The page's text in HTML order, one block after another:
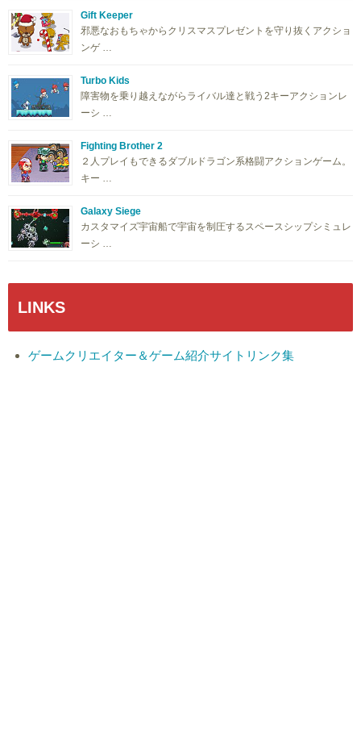
Gift Keeper
邪悪なおもちゃからクリスマスプレゼントを守り抜くアクショ
ンゲ …
Turbo Kids
障害物を乗り越えながらライバル達と戦う2キーアクションレ
ーシ …
Fighting Brother 2
２人プレイもできるダブルドラゴン系格闘アクションゲーム。
キー …
Galaxy Siege
カスタマイズ宇宙船で宇宙を制圧するスペースシップシミュレ
ーシ …
LINKS
ゲームクリエイター＆ゲーム紹介サイトリンク集